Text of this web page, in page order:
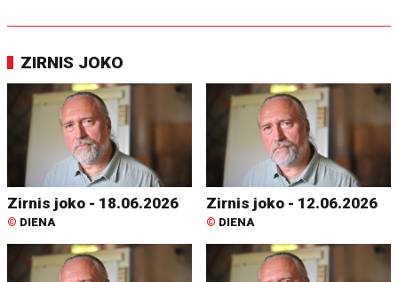
ZIRNIS JOKO
Zirnis joko - 18.06.2026
© DIENA
Zirnis joko - 12.06.2026
© DIENA